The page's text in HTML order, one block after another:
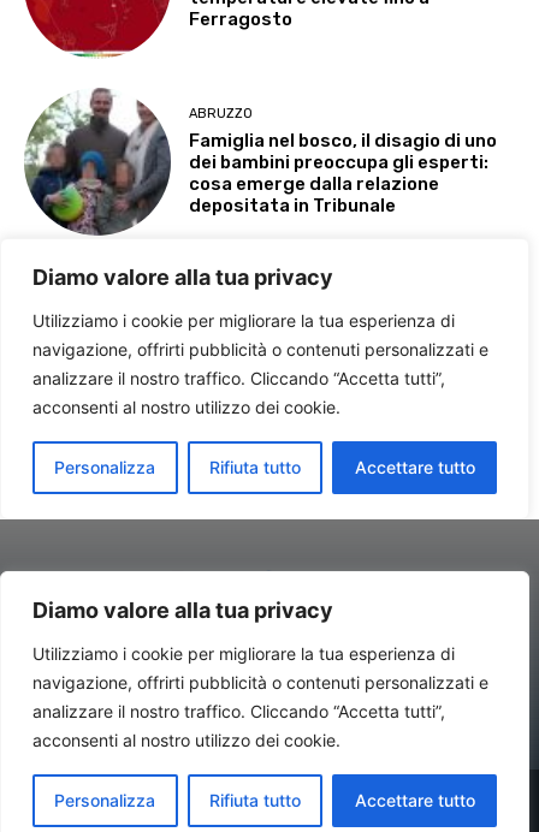
Diamo valore alla tua privacy
Utilizziamo i cookie per migliorare la tua esperienza di
navigazione, offrirti pubblicità o contenuti personalizzati e
analizzare il nostro traffico. Cliccando “Accetta tutti”,
acconsenti al nostro utilizzo dei cookie.
Personalizza Rifiuta tutto Accettare tutto
Contatti//Redazione:redazione@newsitalynews.it
© Copyright 2024 - Newsitalynews.it Antonio Rubino Consulting –
Via IV Novembre, 4 – 20124 Milano (Mi) - P.IVA 02661460739 Tutti i
diritti riservati